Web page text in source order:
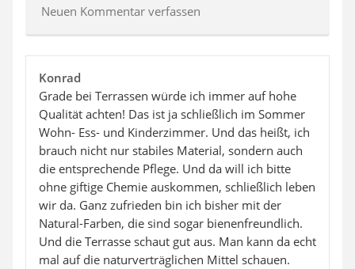
Neuen Kommentar verfassen
Konrad
Grade bei Terrassen würde ich immer auf hohe
Qualität achten! Das ist ja schließlich im Sommer
Wohn- Ess- und Kinderzimmer. Und das heißt, ich
brauch nicht nur stabiles Material, sondern auch
die entsprechende Pflege. Und da will ich bitte
ohne giftige Chemie auskommen, schließlich leben
wir da. Ganz zufrieden bin ich bisher mit der
Natural-Farben, die sind sogar bienenfreundlich.
Und die Terrasse schaut gut aus. Man kann da echt
mal auf die naturverträglichen Mittel schauen.